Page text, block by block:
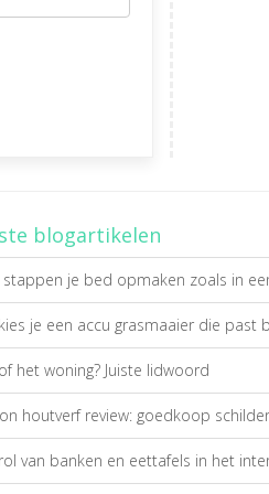
blogartikelen
stappen je bed opmaken zoals in
je een accu grasmaaier die past
het woning? Juiste lidwoord
houtverf review: goedkoop
van banken en eettafels in het